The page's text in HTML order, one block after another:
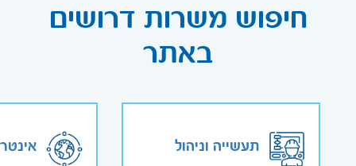
חיפוש משרות דרושים
באתר
תעשייה וניהול